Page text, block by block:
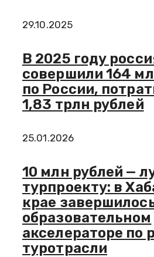
29.10.2025
В 2025 году
совершили 164
по России,
1,83 трлн рублей
25.01.2026
10 млн рублей —
турпроекту: в
крае
образовательном
акселераторе по
туротрасли